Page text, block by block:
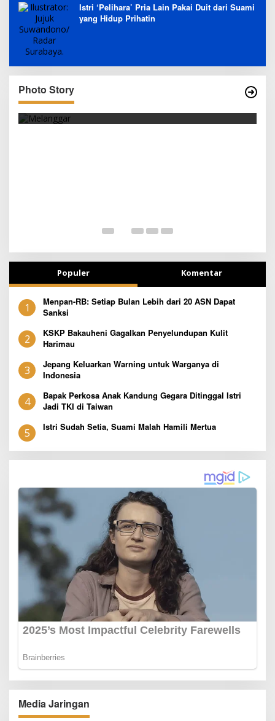
Istri ‘Pelihara’ Pria Lain Pakai Duit dari Suami
yang Hidup Prihatin
Photo Story
Populer Komentar
1
Menpan-RB: Setiap Bulan Lebih dari 20 ASN Dapat
Sanksi
2
KSKP Bakauheni Gagalkan Penyelundupan Kulit
Harimau
3
Jepang Keluarkan Warning untuk Warganya di
Indonesia
4
Bapak Perkosa Anak Kandung Gegara Ditinggal Istri
Jadi TKI di Taiwan
5 Istri Sudah Setia, Suami Malah Hamili Mertua
Media Jaringan